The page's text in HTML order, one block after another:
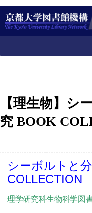
【理生物】シ
究 BOOK
シーボルトと
COLLECTION
理学研究科生物科学図